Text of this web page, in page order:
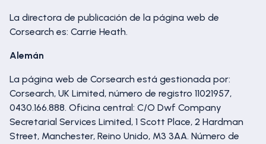
La directora de publicación de la página web de
Corsearch es: Carrie Heath.
Alemán
La página web de Corsearch está gestionada por:
Corsearch, UK Limited, número de registro 11021957,
0430.166.888. Oficina central: C/O Dwf Company
Secretarial Services Limited, 1 Scott Place, 2 Hardman
Street, Manchester, Reino Unido, M3 3AA. Número de